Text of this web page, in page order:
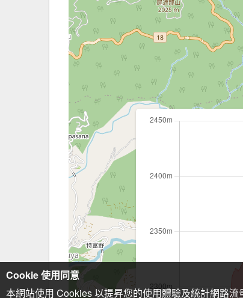
Cookie 使用同意
本網站使用 Cookies 以提昇您的使用體驗及統計網路